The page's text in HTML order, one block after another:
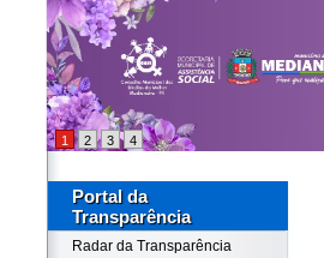
1 2 3 4
Portal da
Transparência
Radar da Transparência